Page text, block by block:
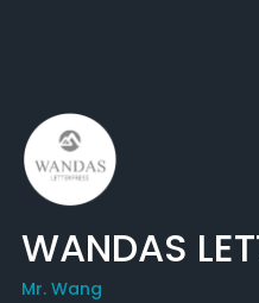
WANDAS
Mr. Wang